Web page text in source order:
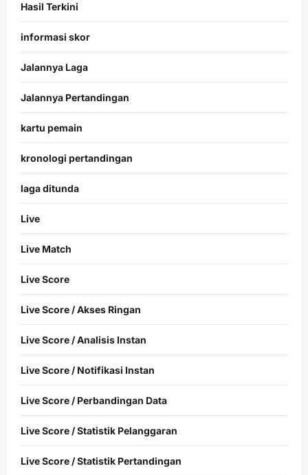
Hasil Terkini
informasi skor
Jalannya Laga
Jalannya Pertandingan
kartu pemain
kronologi pertandingan
laga ditunda
Live
Live Match
Live Score
Live Score / Akses Ringan
Live Score / Analisis Instan
Live Score / Notifikasi Instan
Live Score / Perbandingan Data
Live Score / Statistik Pelanggaran
Live Score / Statistik Pertandingan